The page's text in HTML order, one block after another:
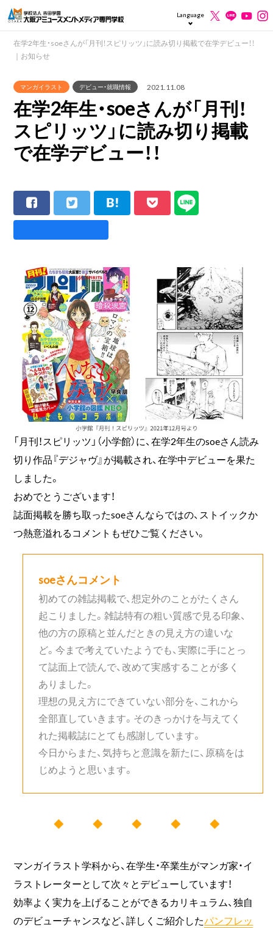
Language
在学2年生・soeさんが「月刊！スピリッツ」に読み切り掲載で在学デビュー！！
｜お知らせ
マンガイラスト デビュー・就職情報 2021.11.08
在学2年生・soeさんが「月刊！
スピリッツ」に読み切り掲載
で在学デビュー！！
「月刊！スピリッツ」（小学館）に、在学2年生のsoeさん読み
切り作品『デジャヴ』が掲載され、在学中デビューを果た
しました。
おめでとうございます！
誌面掲載を勝ち取ったsoeさんならではの、ストイックか
つ熱意溢れるコメントもぜひご覧ください。
soeさんコメント
初めての雑誌掲載で、想定外のことがたくさん
起こりました。雑誌特有の粗い質感で見る印象、
他の方の原稿と並んだときの見え方の違いな
ど。今まで考えていたようでも、実際に手にとっ
て誌面上で読んで、改めて実感することが多く
ありました。
理想の見え方にできていない部分を、これから
全部直していきます。そのきっかけを与えてく
れた掲載誌にとても感謝しています。
今日からまた、気持ちと意識を新たに、原稿をは
じめようと思います。
◆ ◆ ◆ ◆ ◆
マンガイラスト学科から、在学生・卒業生がマンガ家・イ
ラストレーターとして次々とデビューしています！
効率よく実力を上げることができるカリキュラム、独自
のデビューチャンスなど、詳しくご紹介したパンフレッ